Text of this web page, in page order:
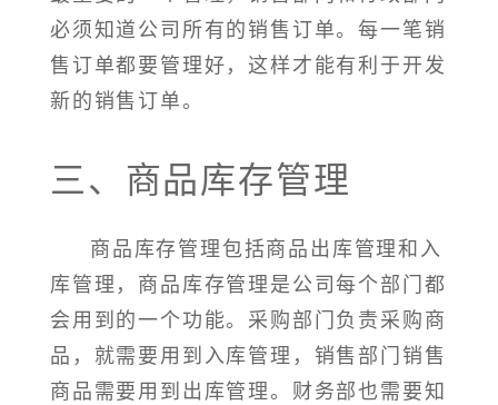
必须知道公司所有的销售订单。每一笔销
售订单都要管理好，这样才能有利于开发
新的销售订单。
三、商品库存管理
商品库存管理包括商品出库管理和入
库管理，商品库存管理是公司每个部门都
会用到的一个功能。采购部门负责采购商
品，就需要用到入库管理，销售部门销售
商品需要用到出库管理。财务部也需要知